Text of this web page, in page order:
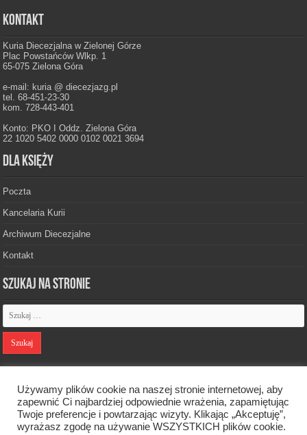
Kontakt
Kuria Diecezjalna w Zielonej Górze
Plac Powstańców Wlkp. 1
65-075 Zielona Góra
e-mail: kuria @ diecezjazg.pl
tel. 68-451-23-30
kom. 728-443-401
Konto: PKO I Oddz. Zielona Góra
22 1020 5402 0000 0102 0021 3694
Dla księży
Poczta
Kancelaria Kurii
Archiwum Diecezjalne
Kontakt
Szukaj na stronie
Designed by Webdawid
Używamy plików cookie na naszej stronie internetowej, aby
zapewnić Ci najbardziej odpowiednie wrażenia, zapamiętując
Twoje preferencje i powtarzając wizyty. Klikając „Akceptuję”,
wyrażasz zgodę na używanie WSZYSTKICH plików cookie.